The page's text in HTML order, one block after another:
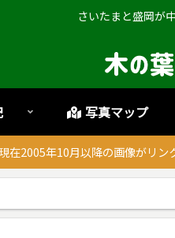
さいたまと盛岡が
写真マップ
在2005年10月以降の画像がリン